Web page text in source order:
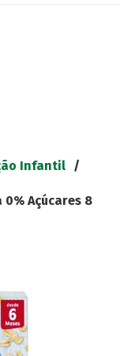
Infantil /
Açúcares 8